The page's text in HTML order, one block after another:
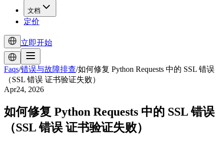
文档
定价
立即开始
Faqs/错误与故障排查/如何修复 Python Requests 中的 SSL 错误
（SSL 错误 证书验证失败）
Apr24, 2026
如何修复 Python Requests 中的 SSL 错误
（SSL 错误 证书验证失败）